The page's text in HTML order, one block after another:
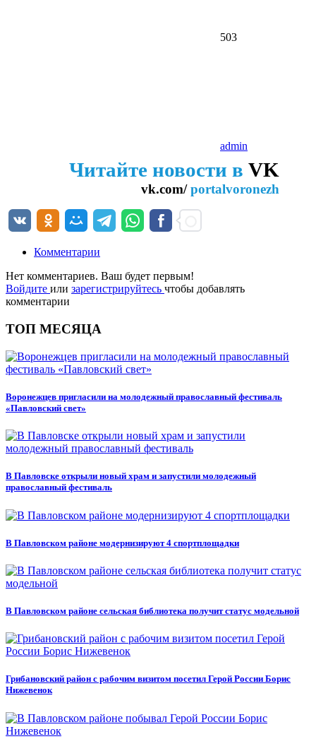
503
admin
Читайте новости в VK
vk.com/portalvoronezh
Комментарии
Нет комментариев. Ваш будет первым!
Войдите или зарегистрируйтесь чтобы добавлять
комментарии
ТОП МЕСЯЦА
Воронежцев пригласили на молодежный православный фестиваль
«Павловский свет»
В Павловске открыли новый храм и запустили молодежный
православный фестиваль
В Павловском районе модернизируют 4 спортплощадки
В Павловском районе сельская библиотека получит статус модельной
Грибановский район с рабочим визитом посетил Герой России Борис
Нижевенок